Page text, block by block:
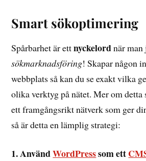
Smart sökoptimering
Spårbarhet är ettnyckelordnär man
sökmarknadsföring! Skapar någon
webbplats så kan du se exakt vilka
olika verktyg på nätet. Mer om detta
ett framgångsrikt nätverk som ger
så är detta en lämplig strategi:
1. AnvändWordPresssom ett